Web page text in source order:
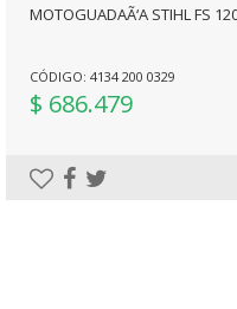
MOTOGUADAÃ‘A STIHL FS
CÓDIGO: 4134 200 0329
$ 686.479